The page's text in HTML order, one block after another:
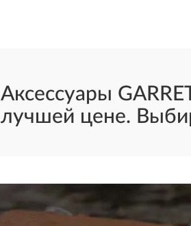
Аксессуары
лучшей цене.